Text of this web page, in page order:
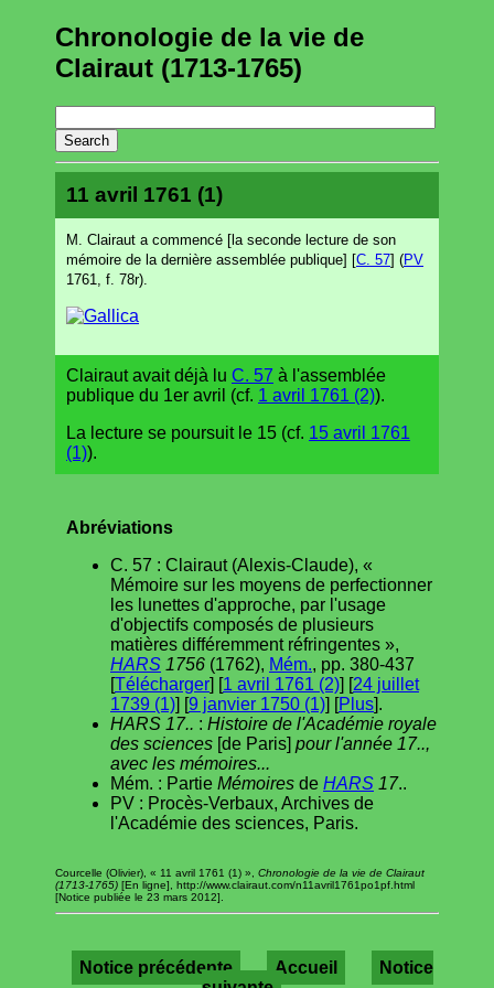
Chronologie de la vie de
Clairaut (1713-1765)
11 avril 1761 (1)
M. Clairaut a commencé [la seconde lecture de son
mémoire de la dernière assemblée publique] [C. 57] (PV
1761, f. 78r).
Clairaut avait déjà lu C. 57 à l'assemblée
publique du 1er avril (cf. 1 avril 1761 (2)).
La lecture se poursuit le 15 (cf. 15 avril 1761
(1)).
Abréviations
C. 57 : Clairaut (Alexis-Claude), «
Mémoire sur les moyens de perfectionner
les lunettes d'approche, par l'usage
d'objectifs composés de plusieurs
matières différemment réfringentes »,
HARS 1756 (1762), Mém., pp. 380-437
[Télécharger] [1 avril 1761 (2)] [24 juillet
1739 (1)] [9 janvier 1750 (1)] [Plus].
HARS 17.. : Histoire de l'Académie royale
des sciences [de Paris] pour l'année 17..,
avec les mémoires...
Mém. : Partie Mémoires de HARS 17..
PV : Procès-Verbaux, Archives de
l'Académie des sciences, Paris.
Courcelle (Olivier), « 11 avril 1761 (1) », Chronologie de la vie de Clairaut
(1713-1765) [En ligne], http://www.clairaut.com/n11avril1761po1pf.html
[Notice publiée le 23 mars 2012].
Notice précédente Accueil
Notice